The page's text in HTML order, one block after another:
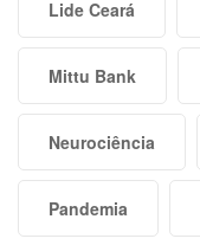
Lide Ceará
Mittu Bank
Neurociência
Pandemia